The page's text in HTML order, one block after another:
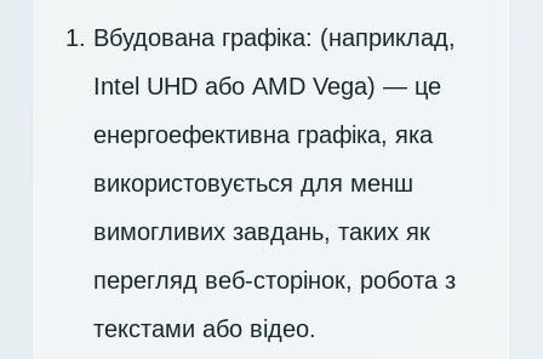
Вбудована графіка: (наприклад,
Intel UHD або AMD Vega) — це
енергоефективна графіка, яка
використовується для менш
вимогливих завдань, таких як
перегляд веб-сторінок, робота з
текстами або відео.